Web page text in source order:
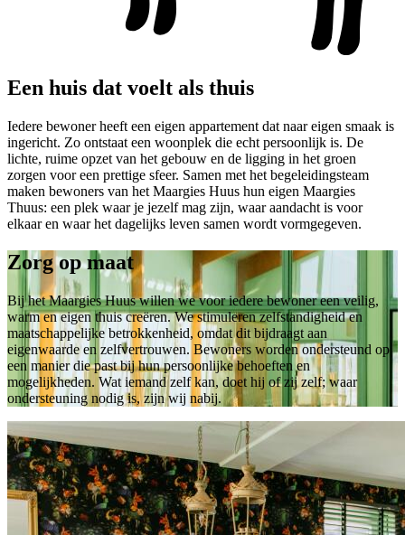
Een huis dat voelt als thuis
Iedere bewoner heeft een eigen appartement dat naar eigen smaak is
ingericht. Zo ontstaat een woonplek die echt persoonlijk is. De
lichte, ruime opzet van het gebouw en de ligging in het groen
zorgen voor een prettige sfeer. Samen met het begeleidingsteam
maken bewoners van het Maargies Huus hun eigen Maargies
Thuus: een plek waar je jezelf mag zijn, waar aandacht is voor
elkaar en waar het dagelijks leven samen wordt vormgegeven.
Zorg op maat
Bij het Maargies Huus willen we voor iedere bewoner een veilig,
warm en eigen thuis creëren. We stimuleren zelfstandigheid en
maatschappelijke betrokkenheid, omdat dit bijdraagt aan
eigenwaarde en zelfvertrouwen. Bewoners worden ondersteund op
een manier die past bij hun persoonlijke behoeften en
mogelijkheden. Wat iemand zelf kan, doet hij of zij zelf; waar
ondersteuning nodig is, zijn wij nabij.